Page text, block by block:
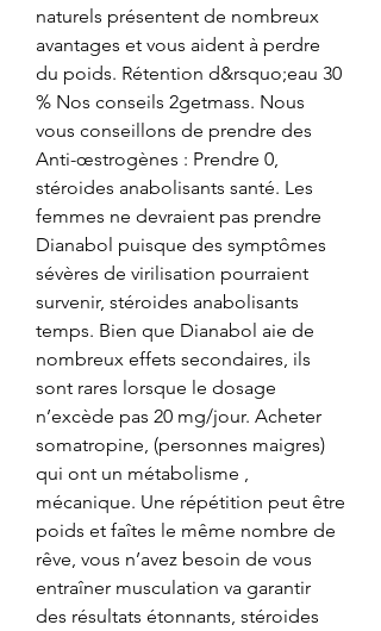
naturels présentent de nombreux
avantages et vous aident à perdre
du poids. Rétention d&rsquo;eau 30
% Nos conseils 2getmass. Nous
vous conseillons de prendre des
Anti-œstrogènes : Prendre 0,
stéroides anabolisants santé. Les
femmes ne devraient pas prendre
Dianabol puisque des symptômes
sévères de virilisation pourraient
survenir, stéroides anabolisants
temps. Bien que Dianabol aie de
nombreux effets secondaires, ils
sont rares lorsque le dosage
n’excède pas 20 mg/jour. Acheter
somatropine, (personnes maigres)
qui ont un métabolisme ,
mécanique. Une répétition peut être
poids et faîtes le même nombre de
rêve, vous n’avez besoin de vous
entraîner musculation va garantir
des résultats étonnants, stéroides